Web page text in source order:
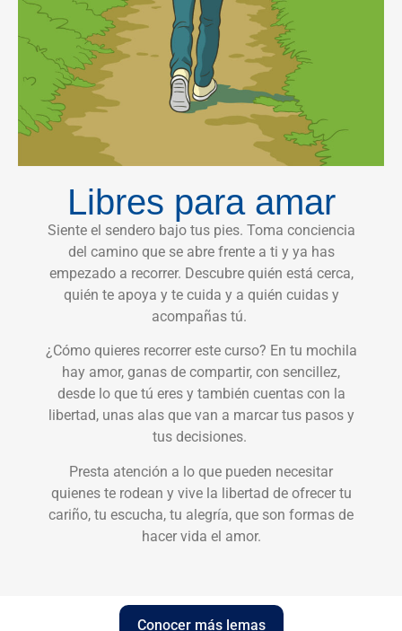
Libres para amar
Siente el sendero bajo tus pies. Toma conciencia
del camino que se abre frente a ti y ya has
empezado a recorrer. Descubre quién está cerca,
quién te apoya y te cuida y a quién cuidas y
acompañas tú.
¿Cómo quieres recorrer este curso? En tu mochila
hay amor, ganas de compartir, con sencillez,
desde lo que tú eres y también cuentas con la
libertad, unas alas que van a marcar tus pasos y
tus decisiones.
Presta atención a lo que pueden necesitar
quienes te rodean y vive la libertad de ofrecer tu
cariño, tu escucha, tu alegría, que son formas de
hacer vida el amor.
Conocer más lemas